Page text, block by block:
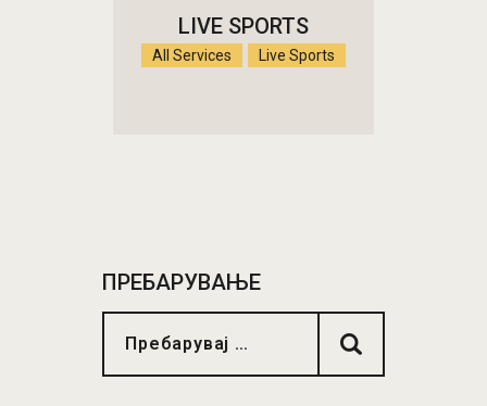
LIVE SPORTS
All Services Live Sports
ПРЕБАРУВАЊЕ